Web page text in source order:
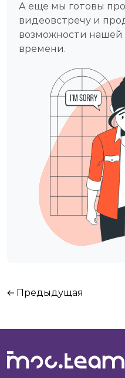
А еще мы готовы
видеовстречу и
возможности нашей
времени.
Предыдущая